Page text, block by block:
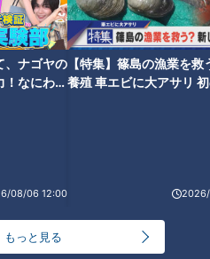
、ナゴヤの
！なにわ実
08/06 12:00
【特集】篠島の漁業を救
養殖 車エビに大アサリ
もっと見る
ング
がある」道マニア・鹿取茂雄が